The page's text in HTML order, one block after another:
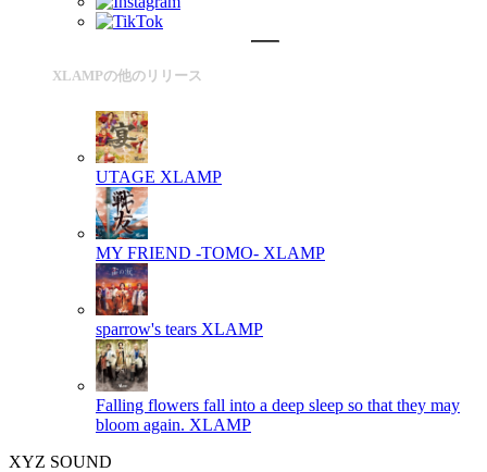
XLAMPの他のリリース
UTAGE XLAMP
MY FRIEND -TOMO- XLAMP
sparrow's tears XLAMP
Falling flowers fall into a deep sleep so that they may
bloom again. XLAMP
XYZ SOUND